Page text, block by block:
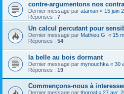
contre-argumentons nos
Dernier message par ataman « 15 juin
Réponses : 7
Un calcul percutant pour
Dernier message par Mathieu G. « 15
Réponses : 54
la belle au bois dormant
Dernier message par mynouchka « 30
Réponses : 19
Commençons-nous à
Dernier message par thorgal « 27 avr.